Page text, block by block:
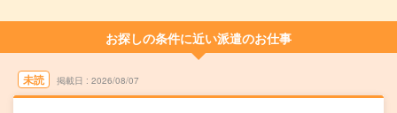
お探しの条件に近い派遣のお仕事
未読 掲載日 2026/08/07